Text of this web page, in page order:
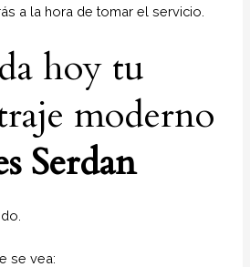
a la hora de tomar el servicio.
hoy tu
moderno
Serdan
se vea: